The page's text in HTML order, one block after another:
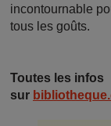
incontournable
tous les goûts.
Toutes les infos
sur